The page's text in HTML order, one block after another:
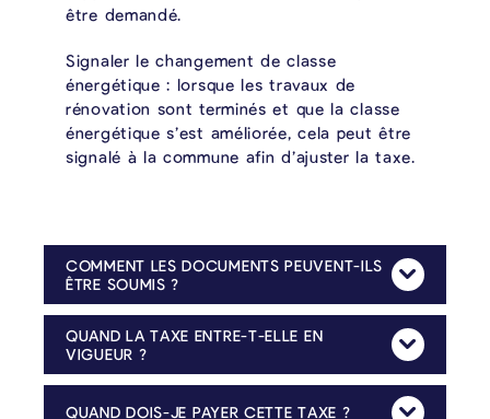
être demandé.
Signaler le changement de classe
énergétique : lorsque les travaux de
rénovation sont terminés et que la classe
énergétique s’est améliorée, cela peut être
signalé à la commune afin d’ajuster la taxe.
COMMENT LES DOCUMENTS PEUVENT-ILS
ÊTRE SOUMIS ?
Mehr
QUAND LA TAXE ENTRE-T-ELLE EN
VIGUEUR ?
Mehr
QUAND DOIS-JE PAYER CETTE TAXE ?